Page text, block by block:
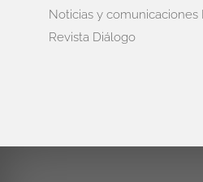
Noticias y comunicaciones
Revista Diálogo